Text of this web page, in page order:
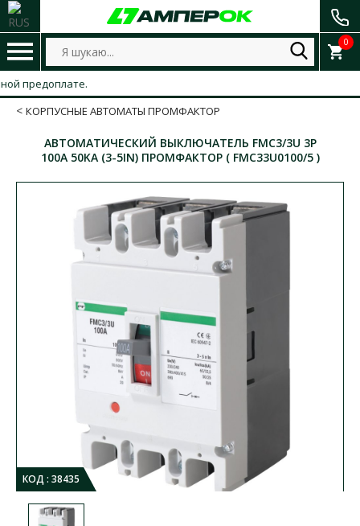
0
КОРПУСНЫЕ АВТОМАТЫ ПРОМФАКТОР
АВТОМАТИЧЕСКИЙ ВЫКЛЮЧАТЕЛЬ FMC3/3U 3P
100A 50KA (3-5IN) ПРОМФАКТОР ( FMC33U0100/5 )
КОД : 38435